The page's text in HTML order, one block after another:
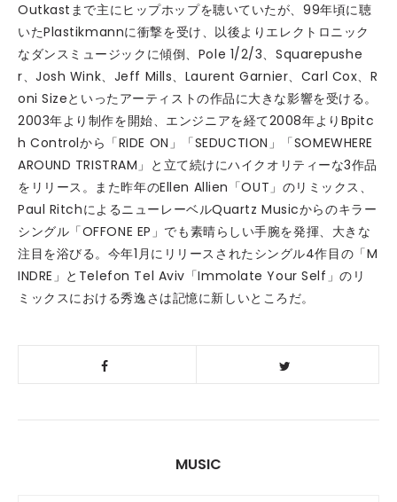
Outkastまで主にヒップホップを聴いていたが、99年頃に聴
いたPlastikmannに衝撃を受け、以後よりエレクトロニック
なダンスミュージックに傾倒、Pole 1/2/3、Squarepushe
r、Josh Wink、Jeff Mills、Laurent Garnier、Carl Cox、R
oni Sizeといったアーティストの作品に大きな影響を受ける。
2003年より制作を開始、エンジニアを経て2008年よりBpitc
h Controlから「RIDE ON」「SEDUCTION」「SOMEWHERE
AROUND TRISTRAM」と立て続けにハイクオリティーな3作品
をリリース。また昨年のEllen Allien「OUT」のリミックス、
Paul RitchによるニューレーベルQuartz Musicからのキラー
シングル「OFFONE EP」でも素晴らしい手腕を発揮、大きな
注目を浴びる。今年1月にリリースされたシングル4作目の「M
INDRE」とTelefon Tel Aviv「Immolate Your Self」のリ
ミックスにおける秀逸さは記憶に新しいところだ。
MUSIC